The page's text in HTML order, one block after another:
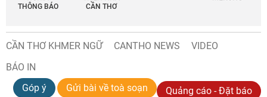
THÔNG BÁO
CẦN THƠ
CẦN THƠ KHMER NGỮ CANTHO NEWS
VIDEO
BÁO IN
Góp ý
Gửi bài về toà soạn Quảng cáo - Đặt báo